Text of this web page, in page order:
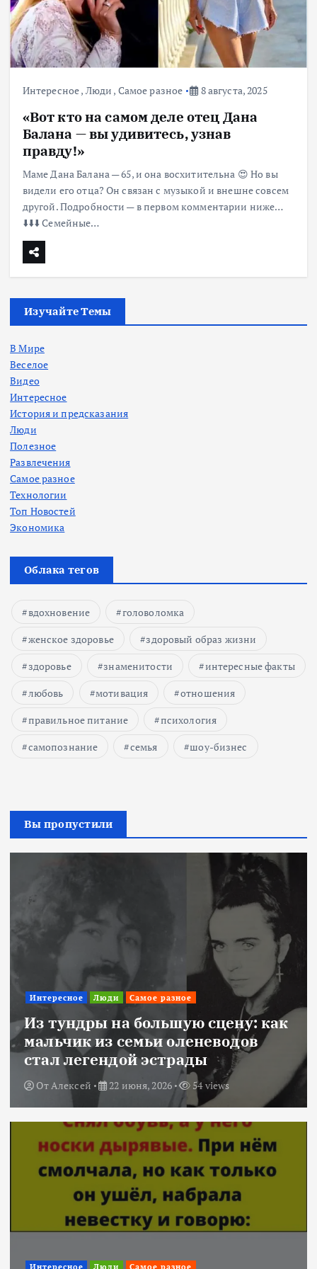
Интересное, Люди , Самое разное 8 августа, 2025
«Вот кто на самом деле отец Дана
Балана — вы удивитесь, узнав
правду!»
Маме Дана Балана — 65, и она восхитительна 😍 Но вы
видели его отца? Он связан с музыкой и внешне совсем
другой. Подробности — в первом комментарии ниже…
⬇️⬇️⬇️ Семейные…
Изучайте Темы
В Мире
Веселое
Видео
Интересное
История и предсказания
Люди
Полезное
Развлечения
Самое разное
Технологии
Топ Новостей
Экономика
Облака тегов
вдохновение
головоломка
женское здоровье
здоровый образ жизни
здоровье
знаменитости
интересные факты
любовь
мотивация
отношения
правильное питание
психология
самопознание
семья шоу-бизнес
Вы пропустили
Интересное Люди Самое разное
Из тундры на большую сцену: как
мальчик из семьи оленеводов
стал легендой эстрады
ОтАлексей 22 июня, 2026 54 views
Интересное Люди Самое разное